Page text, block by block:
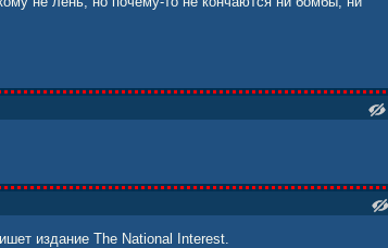
издание The National Interest.